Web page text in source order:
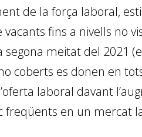
de la força laboral,
fins a nivells no
meitat del 2021
coberts es donen en
laboral davant
freqüents en un mercat